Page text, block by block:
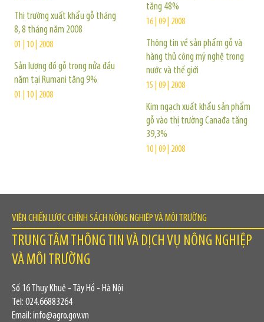
Thị trường xuất khẩu gỗ tháng
8, 8 tháng năm 2008
01 | 10 | 2008
Sản lượng đồ gỗ trong nửa đầu
năm tại Rumani tăng 9%
01 | 10 | 2008
tăng 48%
16 | 09 | 2008
Thông tin về sản phẩm gỗ và
hàng thủ công mỹ nghệ trong
nước và thế giới
15 | 09 | 2008
Kim ngạch xuất khẩu sản phẩm
gỗ vào thị trường Canađa tăng
39,3%
10 | 09 | 2008
VIỆN CHIẾN LƯỢC CHÍNH SÁCH NÔNG NGHIỆP VÀ MÔI TRƯỜNG
TRUNG TÂM THÔNG TIN VÀ DỊCH VỤ NÔNG NGHIỆP
VÀ MÔI TRƯỜNG
Số 16 Thụy Khuê - Tây Hồ - Hà Nội
Tel: 024.66883264
Email: info@agro.gov.vn